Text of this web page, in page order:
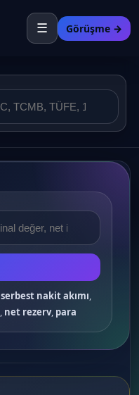
☰ Görüşme →
serbest nakit akımı,
, net rezerv, para